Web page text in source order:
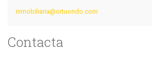
inmobiliaria@ortuondo.com
Contacta